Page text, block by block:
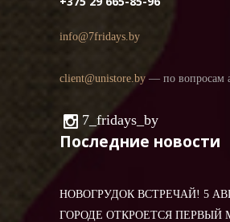
info@7fridays.by
client@unistore.by — по вопросам
7_fridays_by
Последние новости
НОВОГРУДОК ВСТРЕЧАЙ! 5
ГОРОДЕ ОТКРОЕТСЯ ПЕРВЫЙ